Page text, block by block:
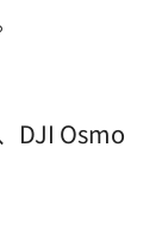
DJI Osmo